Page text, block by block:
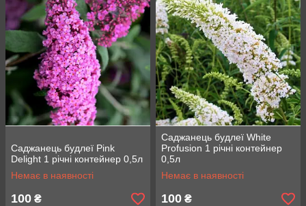
Саджанець будлеї Pink
Delight 1 річні контейнер 0,5л
Немає в наявності
100 ₴
Саджанець будлеї White
Profusion 1 річні контейнер
0,5л
Немає в наявності
100 ₴